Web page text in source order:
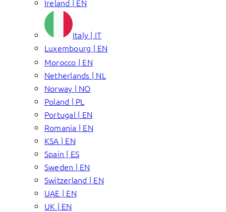
Ireland | EN
Italy | IT
Luxembourg | EN
Morocco | EN
Netherlands | NL
Norway | NO
Poland | PL
Portugal | EN
Romania | EN
KSA | EN
Spain | ES
Sweden | EN
Switzerland | EN
UAE | EN
UK | EN